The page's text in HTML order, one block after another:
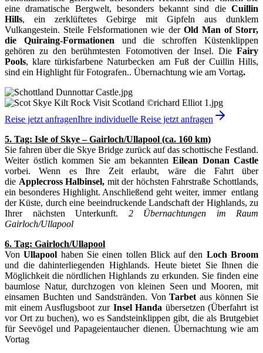
eine dramatische Bergwelt, besonders bekannt sind die Cuillin
Hills, ein zerklüftetes Gebirge mit Gipfeln aus dunklem
Vulkangestein. Steile Felsformationen wie der Old Man of Storr,
die Quiraing-Formationen und die schroffen Küstenklippen
gehören zu den berühmtesten Fotomotiven der Insel. Die Fairy
Pools, klare türkisfarbene Naturbecken am Fuß der Cuillin Hills,
sind ein Highlight für Fotografen.. Übernachtung wie am Vortag.
Reise jetzt anfragenIhre individuelle Reise jetzt anfragen
5. Tag: Isle of Skye – Gairloch/Ullapool (ca. 160 km)
Sie fahren über die Skye Bridge zurück auf das schottische Festland.
Weiter östlich kommen Sie am bekannten Eilean Donan Castle
vorbei. Wenn es Ihre Zeit erlaubt, wäre die Fahrt über
die Applecross Halbinsel, mit der höchsten Fahrstraße Schottlands,
ein besonderes Highlight. Anschließend geht weiter, immer entlang
der Küste, durch eine beeindruckende Landschaft der Highlands, zu
Ihrer nächsten Unterkunft. 2 Übernachtungen im Raum
Gairloch/Ullapool
6. Tag: Gairloch/Ullapool
VonUllapool haben Sie einen tollen Blick auf den Loch Broom
und die dahinterliegenden Highlands. Heute bietet Sie Ihnen die
Möglichkeit die nördlichen Highlands zu erkunden. Sie finden eine
baumlose Natur, durchzogen von kleinen Seen und Mooren, mit
einsamen Buchten und Sandstränden. VonTarbet aus können Sie
mit einem Ausflugsboot zur Insel Handa übersetzen (Überfahrt ist
vor Ort zu buchen), wo es Sandsteinklippen gibt, die als Brutgebiet
für Seevögel und Papageientaucher dienen. Übernachtung wie am
Vortag